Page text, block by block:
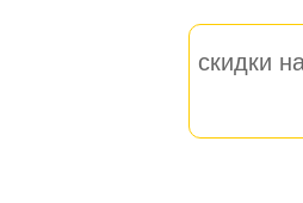
скидки